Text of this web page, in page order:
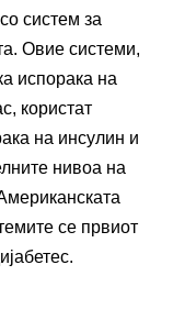
систем за
Овие системи,
испорака на
користат
на инсулин и
нивоа на
се првиот